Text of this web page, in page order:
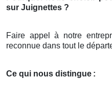
sur Juignettes ?
Faire appel à notre
reconnue dans tout le
Ce qui nous distingue :